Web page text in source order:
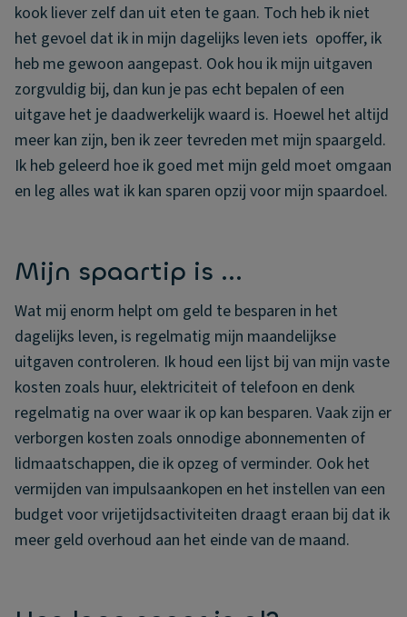
kook liever zelf dan uit eten te gaan. Toch heb ik niet
het gevoel dat ik in mijn dagelijks leven iets opoffer, ik
heb me gewoon aangepast. Ook hou ik mijn uitgaven
zorgvuldig bij, dan kun je pas echt bepalen of een
uitgave het je daadwerkelijk waard is. Hoewel het altijd
meer kan zijn, ben ik zeer tevreden met mijn spaargeld.
Ik heb geleerd hoe ik goed met mijn geld moet omgaan
en leg alles wat ik kan sparen opzij voor mijn spaardoel.
Mijn spaartip is ...
Wat mij enorm helpt om geld te besparen in het
dagelijks leven, is regelmatig mijn maandelijkse
uitgaven controleren. Ik houd een lijst bij van mijn vaste
kosten zoals huur, elektriciteit of telefoon en denk
regelmatig na over waar ik op kan besparen. Vaak zijn er
verborgen kosten zoals onnodige abonnementen of
lidmaatschappen, die ik opzeg of verminder. Ook het
vermijden van impulsaankopen en het instellen van een
budget voor vrijetijdsactiviteiten draagt eraan bij dat ik
meer geld overhoud aan het einde van de maand.